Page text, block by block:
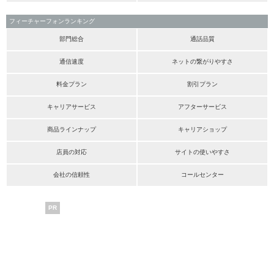
フィーチャーフォンランキング
部門総合 通話品質
通信速度 ネットの繋がりやすさ
料金プラン 割引プラン
キャリアサービス アフターサービス
商品ラインナップ キャリアショップ
店員の対応 サイトの使いやすさ
会社の信頼性 コールセンター
PR